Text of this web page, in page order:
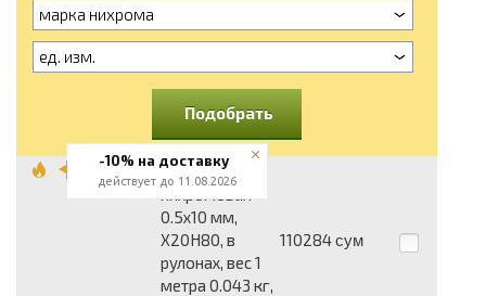
марка нихрома
ед. изм.
Подобрать
Лента
нихромовая
0.5x10 мм,
Х20Н80, в
рулонах, вес 1
метра 0.043 кг,
110284 сум
-10% на доставку
действует до 11.08.2026